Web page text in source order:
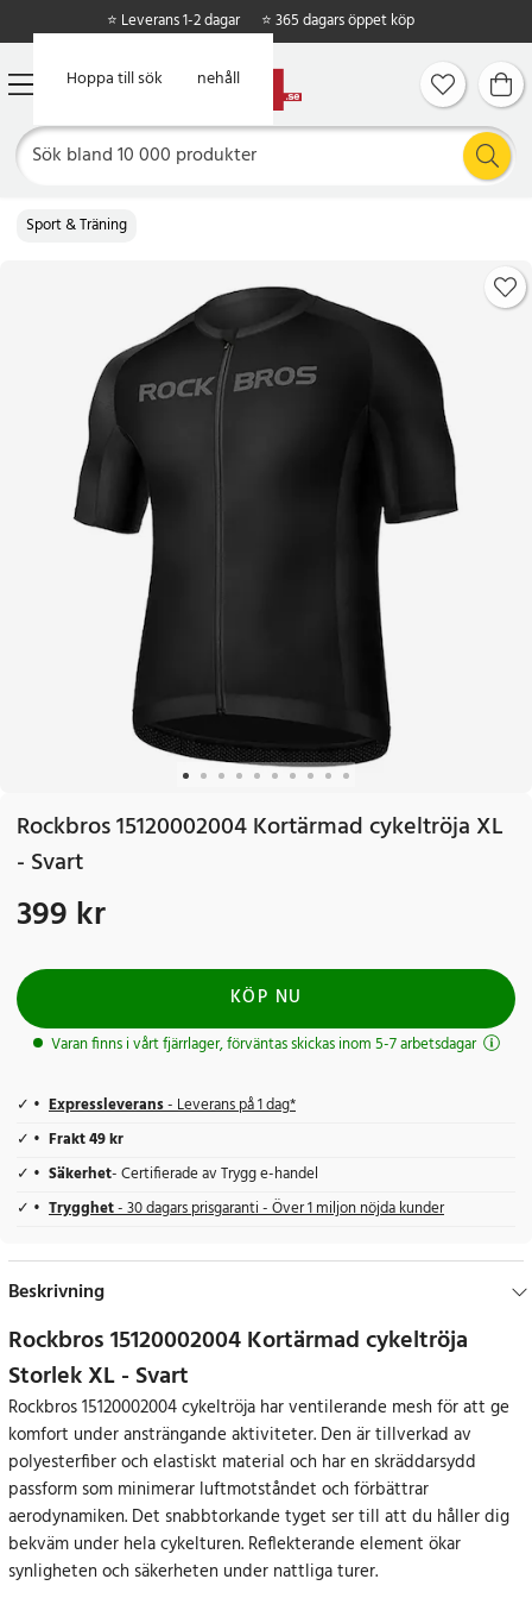
Hoppa till huvudinnehåll
Hoppa till sök
⭐ Leverans 1-2 dagar ⭐ 365 dagars öppet köp
Sport & Träning
Rockbros 15120002004 Kortärmad cykeltröja XL
- Svart
Pris:399 kr
399 kr
KÖP NU
Varan finns i vårt fjärrlager, förväntas skickas inom 5-7 arbetsdagar
Expressleverans- Leverans på 1 dag*
Frakt 49 kr
Säkerhet- Certifierade av Trygg e-handel
Trygghet- 30 dagars prisgaranti - Över 1 miljon nöjda kunder
Beskrivning
Rockbros 15120002004 Kortärmad cykeltröja
Storlek XL - Svart
Rockbros 15120002004 cykeltröja har ventilerande mesh för att ge
komfort under ansträngande aktiviteter. Den är tillverkad av
polyesterfiber och elastiskt material och har en skräddarsydd
passform som minimerar luftmotståndet och förbättrar
aerodynamiken. Det snabbtorkande tyget ser till att du håller dig
bekväm under hela cykelturen. Reflekterande element ökar
synligheten och säkerheten under nattliga turer.